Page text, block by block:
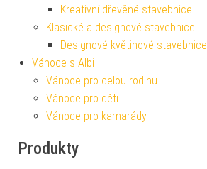
Kreativní dřevěné stavebnice
Klasické a designové stavebnice
Designové květinové stavebnice
Vánoce s Albi
Vánoce pro celou rodinu
Vánoce pro děti
Vánoce pro kamarády
Produkty